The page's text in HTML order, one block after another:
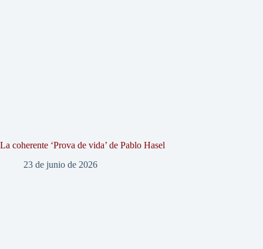
La coherente ‘Prova de vida’ de Pablo Hasel
23 de junio de 2026